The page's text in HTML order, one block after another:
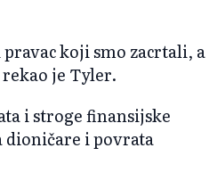
koji smo zacrtali, a
je Tyler.
i stroge finansijske
dioničare i povrata